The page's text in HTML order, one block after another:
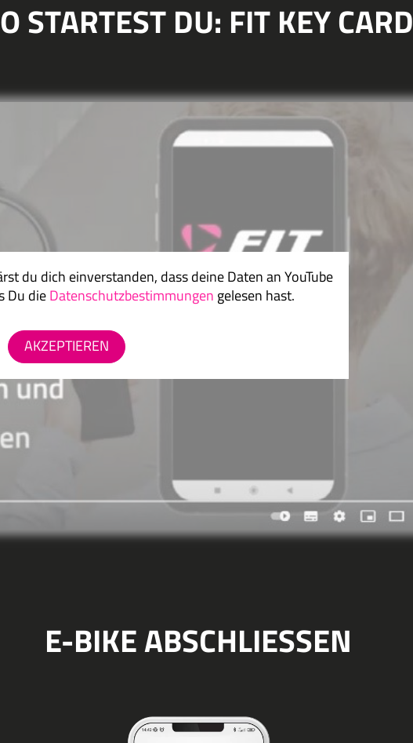
STARTEST DU: FIT KEY CARD
du dich einverstanden, dass deine Daten an YouTube
Du dieDatenschutzbestimmungen gelesen hast.
AKZEPTIEREN
E-BIKE ABSCHLIESSEN